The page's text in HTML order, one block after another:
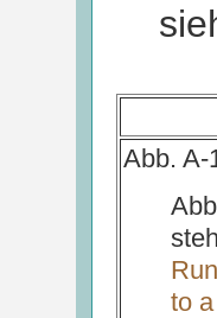
Abb. A-
to